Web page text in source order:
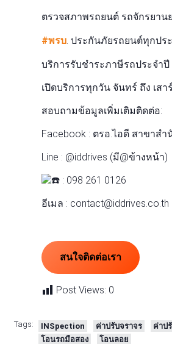
ตรวจสภาพรถยนต์ รถจักรยาน
#พรบ. ประกันภัยรถยนต์ทุกปร
บริการรับชำระภาษีรถประจำปี
เปิดบริการทุกวัน จันทร์ ถึง เสา
สอบถามข้อมูลเพิ่มเติมติดต่อ:
Facebook : ตรอ.ไอดี สาขาส
Line : @iddrives (มี@ข้างหน้า)
: 098 261 0126
อีเมล : contact@iddrives.co.th
สนใจติดต่อเรา
Post Views: 0
Tags: INSpection ค่าปรับจราจร ค่าป
โอนรถมือสอง
โอนลอย